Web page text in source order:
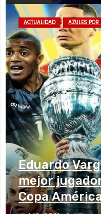
ACTUALIDAD AZULES
Eduardo
mejor
Copa